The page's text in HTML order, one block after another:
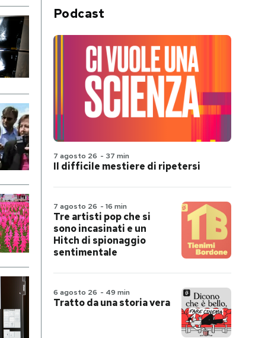
Podcast
7 agosto 26 - 37 min
Il difficile mestiere di ripetersi
7 agosto 26 - 16 min
Tre artisti pop che si
sono incasinati e un
Hitch di spionaggio
sentimentale
6 agosto 26 - 49 min
Tratto da una storia vera